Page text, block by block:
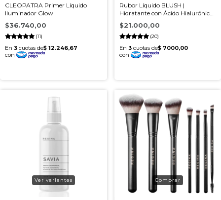
CLEOPATRA Primer Líquido
Iluminador Glow
(11)
$36.740,00
Rubor Líquido BLUSH |
Hidratante con Ácido Hialurónico
y Vitamina E
(20)
$21.000,00
Ver variantes